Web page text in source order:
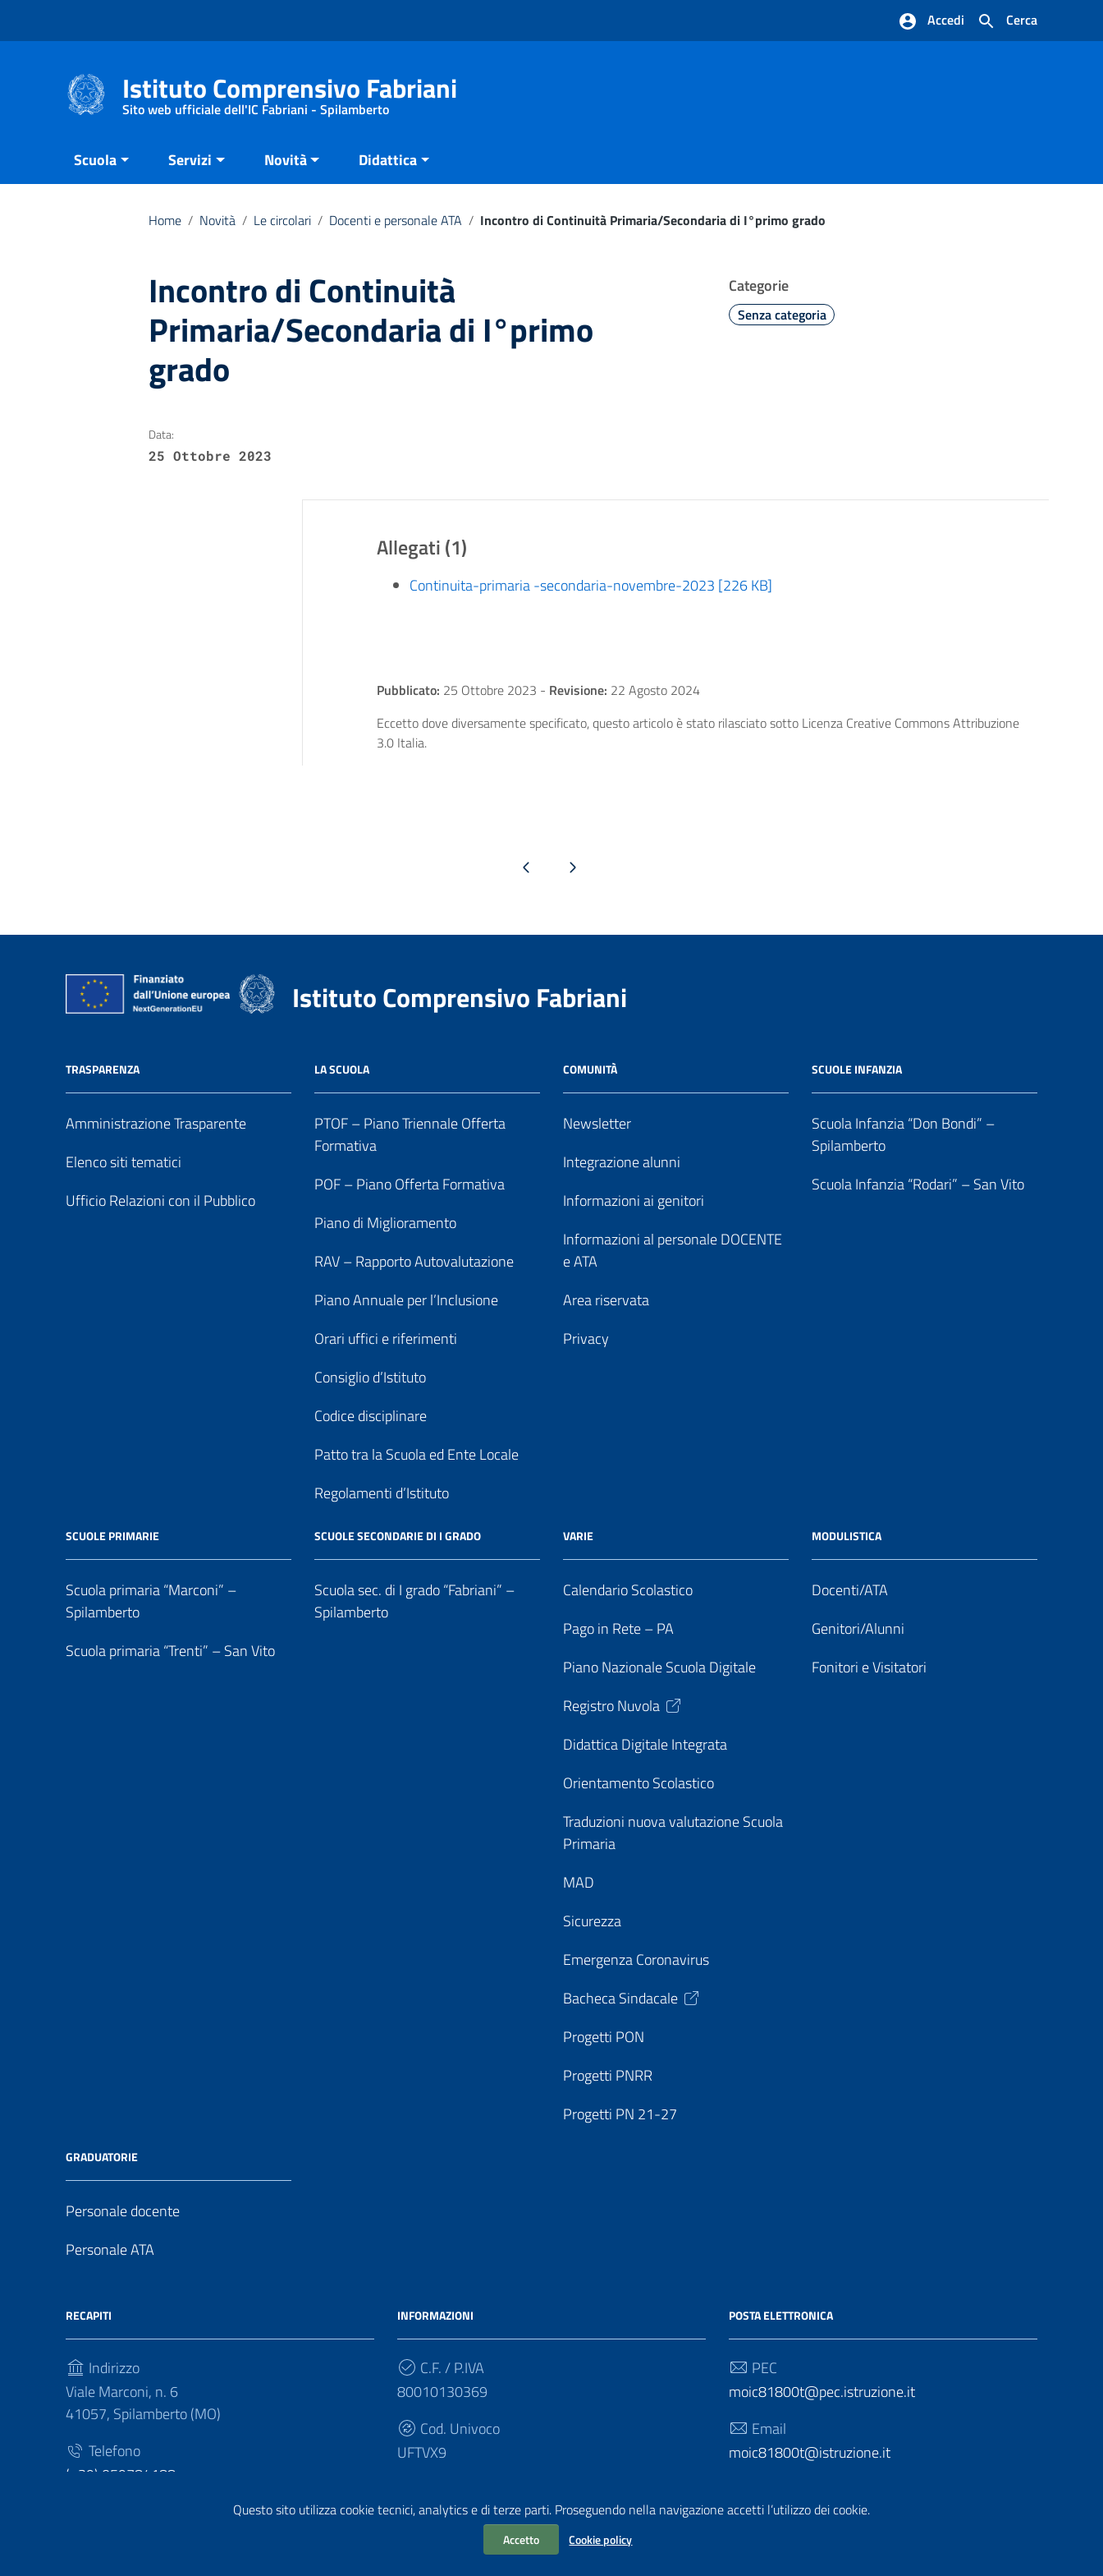
Questo sito utilizza cookie tecnici, analytics e di terze parti. Proseguendo nella navigazione accetti l’utilizzo dei cookie.
Accetto Cookie policy
Cerca
Accedi
Istituto Comprensivo Fabriani
Sito web ufficiale dell'IC Fabriani - Spilamberto
Scuola Servizi Novità Didattica
Home / Novità / Le circolari / Docenti e personale ATA / Incontro di Continuità Primaria/Secondaria di I°primo grado
Incontro di Continuità
Primaria/Secondaria di I°primo
grado
Categorie
Senza categoria
Data:
25 Ottobre 2023
Allegati (1)
Continuita-primaria -secondaria-novembre-2023 [226 KB]
Pubblicato: 25 Ottobre 2023 - Revisione: 22 Agosto 2024
Eccetto dove diversamente specificato, questo articolo è stato rilasciato sotto Licenza Creative Commons Attribuzione
3.0 Italia.
Pagina precedentePagina successiva
Istituto Comprensivo Fabriani
TRASPARENZA
Amministrazione Trasparente
Elenco siti tematici
Ufficio Relazioni con il Pubblico
LA SCUOLA
PTOF – Piano Triennale Offerta
Formativa
POF – Piano Offerta Formativa
Piano di Miglioramento
RAV – Rapporto Autovalutazione
Piano Annuale per l’Inclusione
Orari uffici e riferimenti
Consiglio d’Istituto
Codice disciplinare
Patto tra la Scuola ed Ente Locale
Regolamenti d’Istituto
COMUNITÀ
Newsletter
Integrazione alunni
Informazioni ai genitori
Informazioni al personale DOCENTE
e ATA
Area riservata
Privacy
SCUOLE INFANZIA
Scuola Infanzia “Don Bondi” –
Spilamberto
Scuola Infanzia “Rodari” – San Vito
SCUOLE PRIMARIE
Scuola primaria “Marconi” –
Spilamberto
Scuola primaria “Trenti” – San Vito
SCUOLE SECONDARIE DI I GRADO
Scuola sec. di I grado “Fabriani” –
Spilamberto
VARIE
Calendario Scolastico
Pago in Rete – PA
Piano Nazionale Scuola Digitale
Registro Nuvola
Didattica Digitale Integrata
Orientamento Scolastico
Traduzioni nuova valutazione Scuola
Primaria
MAD
Sicurezza
Emergenza Coronavirus
Bacheca Sindacale
Progetti PON
Progetti PNRR
Progetti PN 21-27
MODULISTICA
Docenti/ATA
Genitori/Alunni
Fonitori e Visitatori
GRADUATORIE
Personale docente
Personale ATA
RECAPITI
Indirizzo
Viale Marconi, n. 6
41057, Spilamberto (MO)
Telefono
(+39) 059784188
INFORMAZIONI
C.F. / P.IVA
80010130369
Cod. Univoco
UFTVX9
POSTA ELETTRONICA
PEC
moic81800t@pec.istruzione.it
Email
moic81800t@istruzione.it